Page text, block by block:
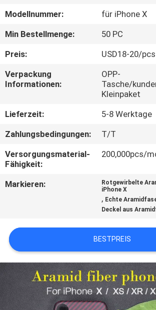
ÜBER
UNS
QUALITÄTSKONTROLLE
KONTAKTIERE
UNS
NACHRICHTEN
NEWS
SITEMAP
PRIVACY
Modellnummer:
für iPhone X
Min Bestellmenge:
50 PC
Preis:
USD18-20/pcs
Verpackung
Informationen:
OPP-
Tasche/
Kleinpaket
Lieferzeit:
5-8 Werktage
Zahlungsbedingungen:
T/T
Versorgungsmaterial-
Fähigkeit:
200,000pcs/
Markieren:
Rotgewirbelte
iPhone X
, Echte
Deckel aus
BESTPREIS